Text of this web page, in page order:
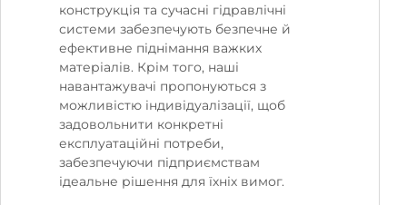
конструкція та сучасні гідравлічні
системи забезпечують безпечне й
ефективне піднімання важких
матеріалів. Крім того, наші
навантажувачі пропонуються з
можливістю індивідуалізації, щоб
задовольнити конкретні
експлуатаційні потреби,
забезпечуючи підприємствам
ідеальне рішення для їхніх вимог.